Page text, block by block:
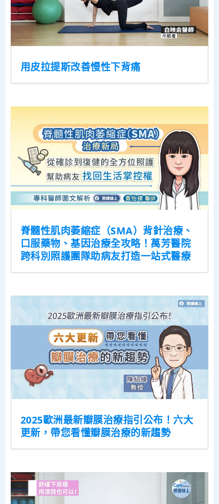
用皮拉提斯改善慢性下背痛
脊髓性肌肉萎縮症（SMA）背針治療、
口服藥物、基因治療全攻略！萬芳醫院
跨科別照護團隊助病友打造一站式醫療
2025歐洲最新瓣膜治療指引公布！六大
更新，帶您看懂瓣膜治療的新趨勢